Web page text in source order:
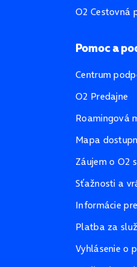
O2 Cestovná
Pomoc a
Centrum
O2 Predajne
Roamingová
Mapa
Záujem o O2
Sťažnosti a
Informácie
Platba za
Vyhlásenie o